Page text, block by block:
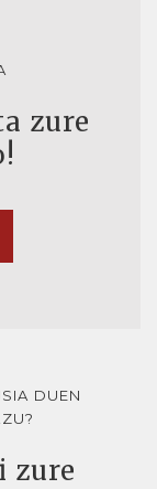
zure
DUEN
zure